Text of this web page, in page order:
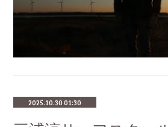
2025.10.30 01:30